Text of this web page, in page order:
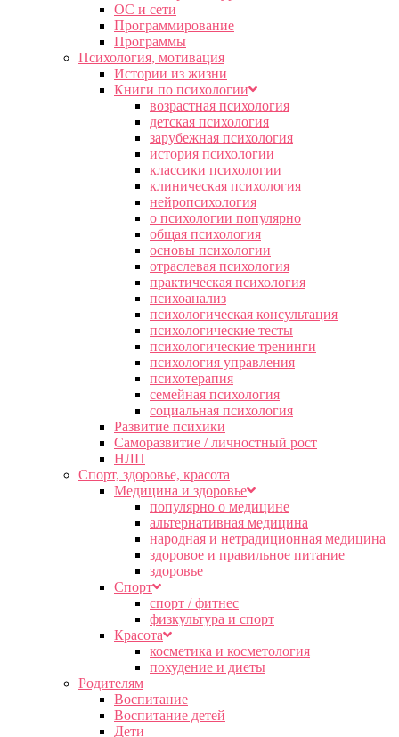
ОС и сети
Программирование
Программы
Психология, мотивация
Истории из жизни
Книги по психологии
возрастная психология
детская психология
зарубежная психология
история психологии
классики психологии
клиническая психология
нейропсихология
о психологии популярно
общая психология
основы психологии
отраслевая психология
практическая психология
психоанализ
психологическая консультация
психологические тесты
психологические тренинги
психология управления
психотерапия
семейная психология
социальная психология
Развитие психики
Саморазвитие / личностный рост
НЛП
Спорт, здоровье, красота
Медицина и здоровье
популярно о медицине
альтернативная медицина
народная и нетрадиционная медицина
здоровое и правильное питание
здоровье
Спорт
спорт / фитнес
физкультура и спорт
Красота
косметика и косметология
похудение и диеты
Родителям
Воспитание
Воспитание детей
Дети